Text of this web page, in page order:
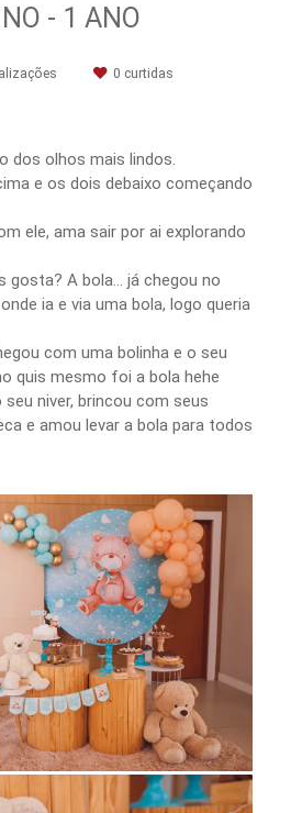
- 1 ANO
0 curtidas
dos olhos mais lindos.
e os dois debaixo começando
ele, ama sair por ai explorando
gosta? A bola... já chegou no
ia e via uma bola, logo queria
com uma bolinha e o seu
quis mesmo foi a bola hehe
niver, brincou com seus
e amou levar a bola para todos